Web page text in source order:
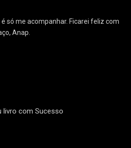
só me acompanhar. Ficarei feliz com
Anap.
livro com Sucesso